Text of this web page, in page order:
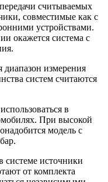
считываемых
совместимые как с
устройствами.
окажется система с
измерения
систем считаются
в
При высокой
модель с
системе источники
от комплекта